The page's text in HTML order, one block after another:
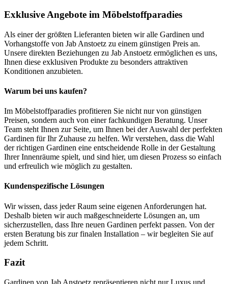
Exklusive Angebote im Möbelstoffparadies
Als einer der größten Lieferanten bieten wir alle Gardinen und
Vorhangstoffe von Jab Anstoetz zu einem günstigen Preis an.
Unsere direkten Beziehungen zu Jab Anstoetz ermöglichen es uns,
Ihnen diese exklusiven Produkte zu besonders attraktiven
Konditionen anzubieten.
Warum bei uns kaufen?
Im Möbelstoffparadies profitieren Sie nicht nur von günstigen
Preisen, sondern auch von einer fachkundigen Beratung. Unser
Team steht Ihnen zur Seite, um Ihnen bei der Auswahl der perfekten
Gardinen für Ihr Zuhause zu helfen. Wir verstehen, dass die Wahl
der richtigen Gardinen eine entscheidende Rolle in der Gestaltung
Ihrer Innenräume spielt, und sind hier, um diesen Prozess so einfach
und erfreulich wie möglich zu gestalten.
Kundenspezifische Lösungen
Wir wissen, dass jeder Raum seine eigenen Anforderungen hat.
Deshalb bieten wir auch maßgeschneiderte Lösungen an, um
sicherzustellen, dass Ihre neuen Gardinen perfekt passen. Von der
ersten Beratung bis zur finalen Installation – wir begleiten Sie auf
jedem Schritt.
Fazit